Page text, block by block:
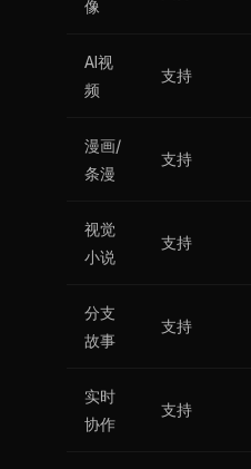
像
AI视
频
支持
漫画/
条漫
支持
视觉
小说
支持
分支
故事
支持
实时
协作
支持